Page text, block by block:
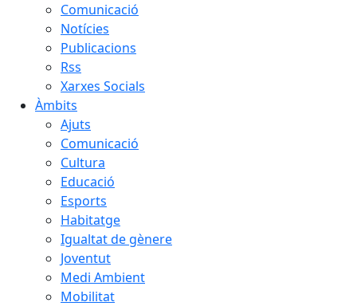
Comunicació
Notícies
Publicacions
Rss
Xarxes Socials
Àmbits
Ajuts
Comunicació
Cultura
Educació
Esports
Habitatge
Igualtat de gènere
Joventut
Medi Ambient
Mobilitat